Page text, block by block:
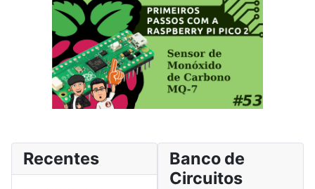
Recentes
Banco de
Circuitos